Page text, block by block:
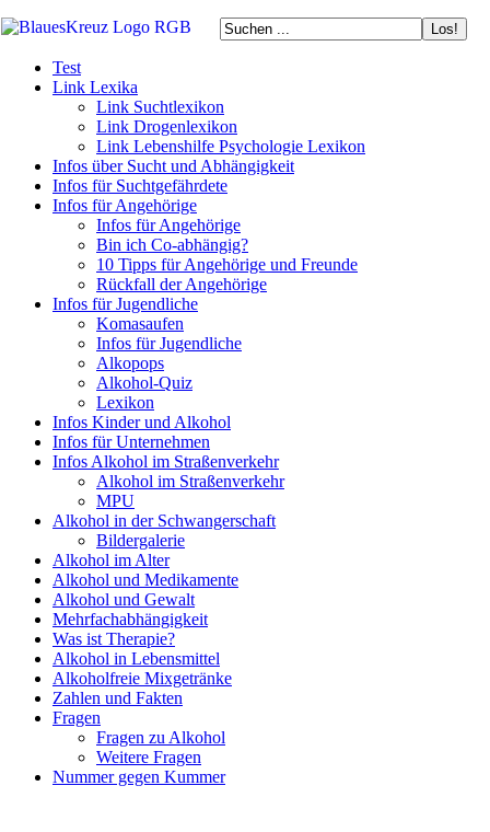
Test
Link Lexika
Link Suchtlexikon
Link Drogenlexikon
Link Lebenshilfe Psychologie Lexikon
Infos über Sucht und Abhängigkeit
Infos für Suchtgefährdete
Infos für Angehörige
Infos für Angehörige
Bin ich Co-abhängig?
10 Tipps für Angehörige und Freunde
Rückfall der Angehörige
Infos für Jugendliche
Komasaufen
Infos für Jugendliche
Alkopops
Alkohol-Quiz
Lexikon
Infos Kinder und Alkohol
Infos für Unternehmen
Infos Alkohol im Straßenverkehr
Alkohol im Straßenverkehr
MPU
Alkohol in der Schwangerschaft
Bildergalerie
Alkohol im Alter
Alkohol und Medikamente
Alkohol und Gewalt
Mehrfachabhängigkeit
Was ist Therapie?
Alkohol in Lebensmittel
Alkoholfreie Mixgetränke
Zahlen und Fakten
Fragen
Fragen zu Alkohol
Weitere Fragen
Nummer gegen Kummer